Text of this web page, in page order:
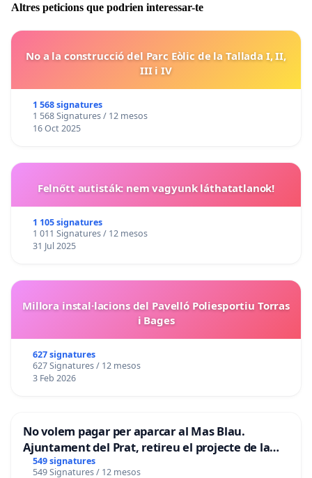
Altres peticions que podrien interessar-te
No a la construcció del Parc Eòlic de la Tallada I, II,
III i IV
1 568 signatures
1 568 Signatures / 12 mesos
16 Oct 2025
Felnőtt autisták: nem vagyunk láthatatlanok!
1 105 signatures
1 011 Signatures / 12 mesos
31 Jul 2025
Millora instal·lacions del Pavelló Poliesportiu Torras
i Bages
627 signatures
627 Signatures / 12 mesos
3 Feb 2026
No volem pagar per aparcar al Mas Blau.
Ajuntament del Prat, retireu el projecte de la
zona taronja.
549 signatures
549 Signatures / 12 mesos